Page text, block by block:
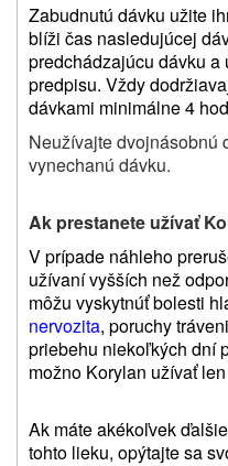
Zabudnutú dávku užite
blíži čas nasledujúcej
predchádzajúcu dávku
predpisu. Vždy
dávkami minimálne 4
Neužívajte dvojnásobnú
vynechanú dávku.
Ak prestanete užívať
V prípade náhleho
užívaní vyšších než
môžu vyskytnúť bolesti
nervozita, poruchy
priebehu niekoľkých dní
možno Korylan užívať
Ak máte akékoľvek
tohto lieku, opýtajte sa